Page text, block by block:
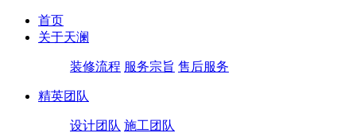
首页
关于天澜
装修流程 服务宗旨 售后服务
精英团队
设计团队 施工团队